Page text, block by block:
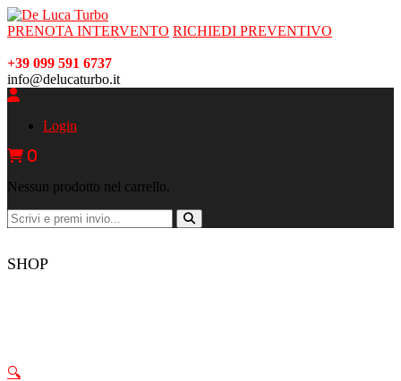
PRENOTA INTERVENTO RICHIEDI PREVENTIVO
+39 099 591 6737
info@delucaturbo.it
Login
0
Nessun prodotto nel carrello.
SHOP
🔍